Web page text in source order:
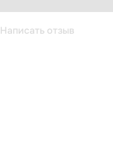
Написать отзыв